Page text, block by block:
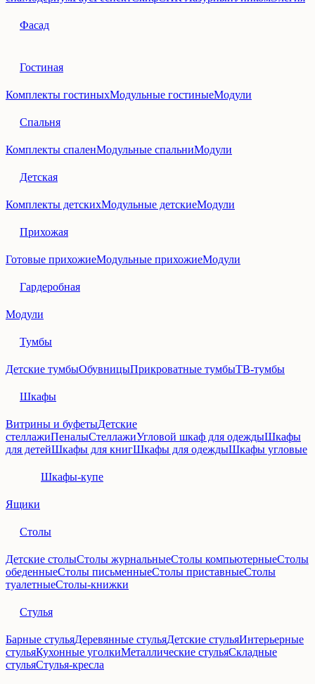
Фасад
Гостиная
Комплекты гостиныхМодульные гостиныеМодули
Спальня
Комплекты спаленМодульные спальниМодули
Детская
Комплекты детскихМодульные детскиеМодули
Прихожая
Готовые прихожиеМодульные прихожиеМодули
Гардеробная
Модули
Тумбы
Детские тумбыОбувницыПрикроватные тумбыТВ-тумбы
Шкафы
Витрины и буфетыДетские
стеллажиПеналыСтеллажиУгловой шкаф для одеждыШкафы
для детейШкафы для книгШкафы для одеждыШкафы угловые
Шкафы-купе
Ящики
Столы
Детские столыСтолы журнальныеСтолы компьютерныеСтолы
обеденныеСтолы письменныеСтолы приставныеСтолы
туалетныеСтолы-книжки
Стулья
Барные стульяДеревянные стульяДетские стульяИнтерьерные
стульяКухонные уголкиМеталлические стульяСкладные
стульяСтулья-кресла